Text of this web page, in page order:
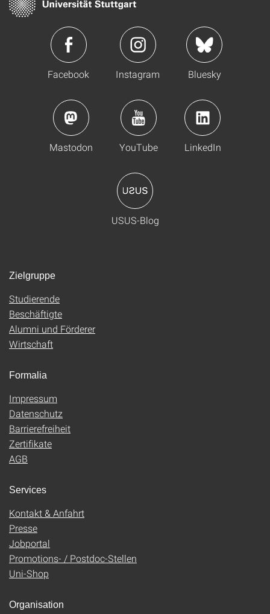
Facebook Instagram Bluesky
Mastodon YouTube LinkedIn
USUS-Blog
Zielgruppe
Studierende
Beschäftigte
Alumni und Förderer
Wirtschaft
Formalia
Impressum
Datenschutz
Barrierefreiheit
Zertifikate
AGB
Services
Kontakt & Anfahrt
Presse
Jobportal
Promotions- / Postdoc-Stellen
Uni-Shop
Organisation